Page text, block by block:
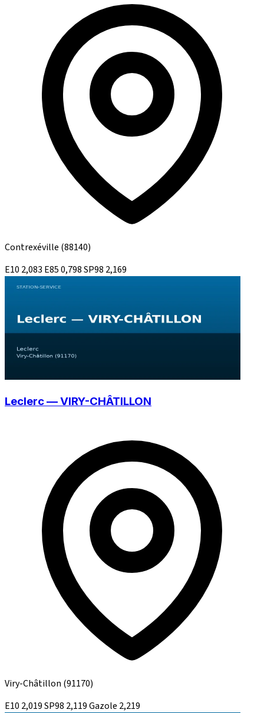
Contrexéville (88140)
E10 2,083 E850,798SP98 2,169
Leclerc — VIRY-CHÂTILLON
Viry-Châtillon (91170)
E10 2,019SP98 2,119Gazole 2,219